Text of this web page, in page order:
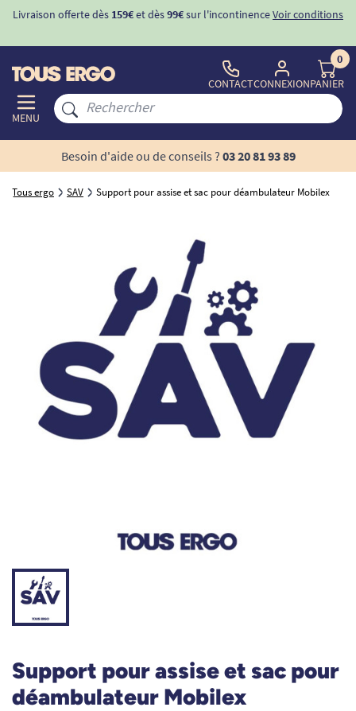
Livraison offerte dès 159€et dès99€sur l'incontinenceVoir conditions
MENU
CONTACTCONNEXION
0
PANIER
Besoin d'aide ou de conseils ? 03 20 81 93 89
Tous ergo SAV Support pour assise et sac pour déambulateur Mobilex
Support pour assise et sac pour
déambulateur Mobilex